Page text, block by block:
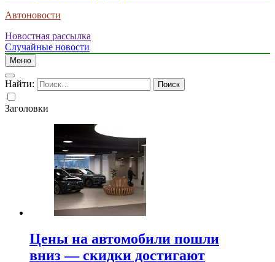
Автоновости
Новостная рассылка
Случайные новости
Меню
Найти:
Заголовки
Цены на автомобили пошли
вниз — скидки достигают